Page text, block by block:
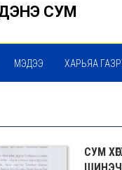
СУМ
МЭДЭЭ ХАРЬЯА
СУМ